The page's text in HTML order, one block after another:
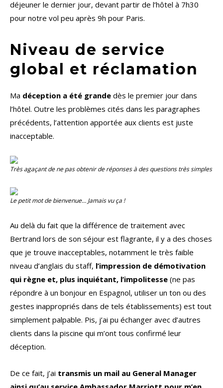
déjeuner le dernier jour, devant partir de l’hôtel à 7h30
pour notre vol peu après 9h pour Paris.
Niveau de service
global et réclamation
Ma déception a été grande dès le premier jour dans
l’hôtel. Outre les problèmes cités dans les paragraphes
précédents, l’attention apportée aux clients est juste
inacceptable.
Très agaçant de ne pas obtenir de réponses à des questions très simples
Le petit mot de bienvenue… Jamais vu ça !
Au delà du fait que la différence de traitement avec
Bertrand lors de son séjour est flagrante, il y a des choses
que je trouve inacceptables, notamment le très faible
niveau d’anglais du staff, l’impression de démotivation
qui règne et, plus inquiétant, l’impolitesse (ne pas
répondre à un bonjour en Espagnol, utiliser un ton ou des
gestes inappropriés dans de tels établissements) est tout
simplement palpable. Pis, j’ai pu échanger avec d’autres
clients dans la piscine qui m’ont tous confirmé leur
déception.
De ce fait, j’ai transmis un mail au General Manager